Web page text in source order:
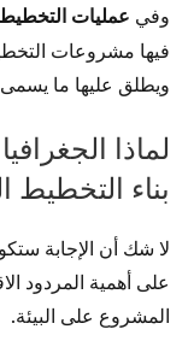
وفي عمليات التخطيط
فيها مشروعات
ويطلق عليها ما يسمى
لماذا
بناء التخطيط
لا شك أن الإجابة
على أهمية المردود
المشروع على البيئة.